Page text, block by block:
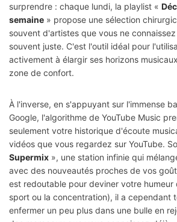
surprendre : chaque lundi, la playlist «
semaine » propose une sélection
souvent d'artistes que vous ne
souvent juste. C'est l'outil idéal pour
activement à élargir ses horizons
zone de confort.
À l'inverse, en s'appuyant sur l'immense
Google, l'algorithme de YouTube Music
seulement votre historique d'écoute
vidéos que vous regardez sur YouTube.
Supermix », une station infinie qui
avec des nouveautés proches de vos
est redoutable pour deviner votre humeur
sport ou la concentration), il a cependant
enfermer un peu plus dans une bulle en